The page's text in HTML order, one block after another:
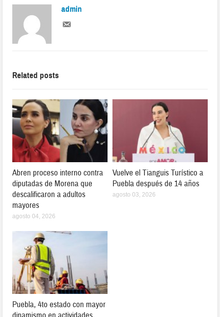
admin
Related posts
Abren proceso interno contra
diputadas de Morena que
descalificaron a adultos
mayores
agosto 04, 2026
Vuelve el Tianguis Turístico a
Puebla después de 14 años
agosto 03, 2026
Puebla, 4to estado con mayor